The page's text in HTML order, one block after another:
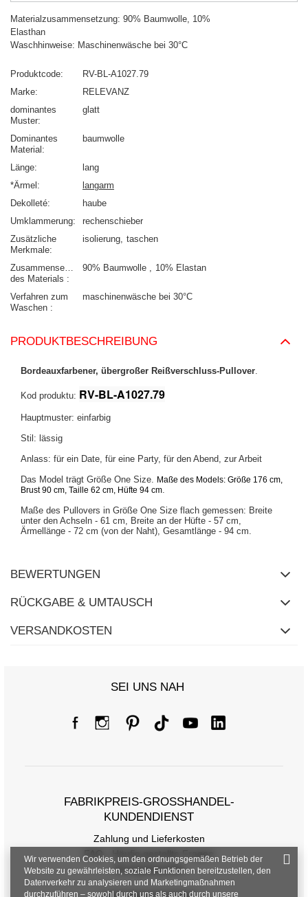
Materialzusammensetzung: 90% Baumwolle, 10%
Elasthan
Waschhinweise: Maschinenwäsche bei 30°C
Produktcode
RV-BL-A1027.79
Marke
RELEVANZ
dominantes
Muster
glatt
Dominantes
Material
baumwolle
Länge
lang
*Ärmel
langarm
Dekolleté
haube
Umklammerung
rechenschieber
Zusätzliche
Merkmale
isolierung taschen
Zusammensetzung
des Materials
90% Baumwolle 10% Elastan
Verfahren zum
Waschen
maschinenwäsche bei 30°C
PRODUKTBESCHREIBUNG
Bordeauxfarbener, übergroßer Reißverschluss-Pullover.
Kod produktu: RV-BL-A1027.79
Hauptmuster: einfarbig
Stil: lässig
Anlass: für ein Date, für eine Party, für den Abend, zur Arbeit
Das Model trägt Größe One Size. Maße des Models: Größe 176 cm,
Brust 90 cm, Taille 62 cm, Hüfte 94 cm.
Maße des Pullovers in Größe One Size flach gemessen: Breite
unter den Achseln - 61 cm, Breite an der Hüfte - 57 cm,
Ärmellänge - 72 cm (von der Naht), Gesamtlänge - 94 cm.
BEWERTUNGEN
RÜCKGABE & UMTAUSCH
VERSANDKOSTEN
SEI UNS NAH
FABRIKPREIS-GROSSHANDEL-K
UNDENDIENST
Zahlung und Lieferkosten
FAQ - Häufig gestellte Fragen
Rückgabepolitik
Wir verwenden Cookies, um den ordnungsgemäßen Betrieb der
Website zu gewährleisten, soziale Funktionen bereitzustellen, den
Datenverkehr zu analysieren und Marketingmaßnahmen
durchzuführen – sowohl durch uns als auch durch unsere